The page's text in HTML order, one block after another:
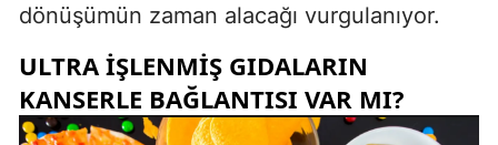
dönüşümün zaman alacağı vurgulanıyor.
ULTRA IŞLENMIŞ GIDALARIN
KANSERLE BAĞLANTISI VAR MI?